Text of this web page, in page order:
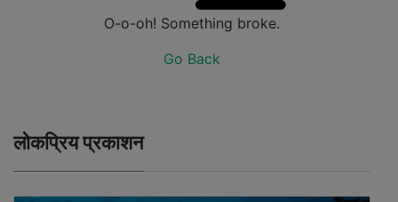
O-o-oh! Something broke.
Go Back
लोकप्रिय प्रकाशन